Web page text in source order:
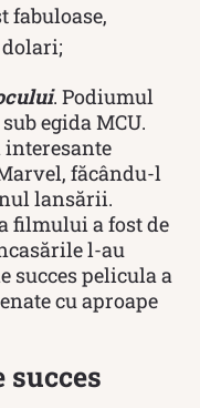
fabuloase,
. Podiumul
egida MCU.
interesante
făcându-l
lansării.
filmului a fost de
l-au
succes pelicula a
cu aproape
succes